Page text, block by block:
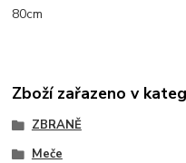
80cm
Zboží zařazeno v
ZBRANĚ
Meče